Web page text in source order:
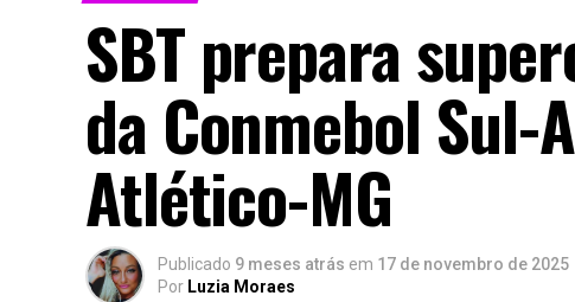
SBT prepara
da Conmebol Sul-
Atlético-MG
Publicado 9 meses atrás em 17 de novembro de 2025
Por Luzia Moraes